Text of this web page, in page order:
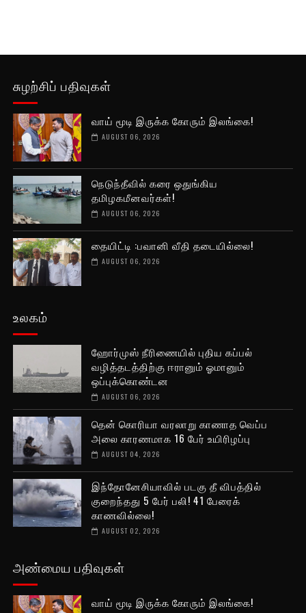
சுழற்சிப் பதிவுகள்
வாய் மூடி இருக்க கோரும் இலங்கை!
AUGUST 06, 2026
நெடுந்தீவில் கரை ஒதுங்கிய
தமிழகமீனவர்கள்!
AUGUST 06, 2026
தையிட்டி :பவானி வீதி தடையில்லை!
AUGUST 06, 2026
உலகம்
ஹோர்முஸ் நீரிணையில் புதிய கப்பல்
வழித்தடத்திற்கு ஈரானும் ஓமானும்
ஒப்புக்கொண்டன
AUGUST 06, 2026
தென் கொரியா வரலாறு காணாத வெப்ப
அலை காரணமாக 16 பேர் உயிரிழப்பு
AUGUST 04, 2026
இந்தோனேசியாவில் படகு தீ விபத்தில்
குறைந்தது 5 பேர் பலி! 41 பேரைக்
காணவில்லை!
AUGUST 02, 2026
அண்மைய பதிவுகள்
வாய் மூடி இருக்க கோரும் இலங்கை!